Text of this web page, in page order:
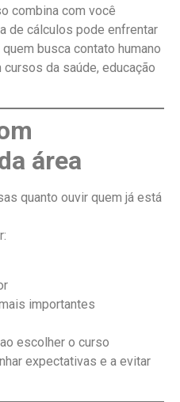
combina com você
de cálculos pode enfrentar
busca contato humano
da saúde, educação
área
quanto ouvir quem já está
importantes
escolher o curso
expectativas e a evitar